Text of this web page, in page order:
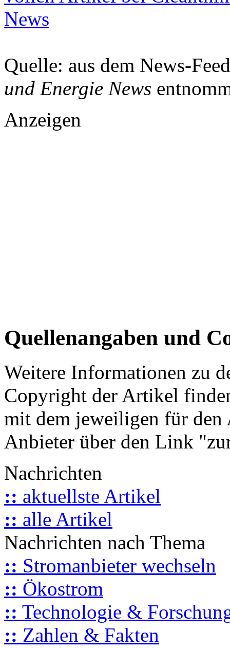
News
Quelle: aus dem News-
und Energie News
Anzeigen
Quellenangaben und
Weitere Informationen zu
Copyright der Artikel
mit dem jeweiligen für
Anbieter über den Link
Nachrichten
:: aktuellste Artikel
:: alle Artikel
Nachrichten nach Thema
:: Stromanbieter wechseln
:: Ökostrom
:: Technologie &
:: Zahlen & Fakten